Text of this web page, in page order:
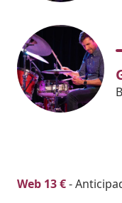
Body
Web 13 €-